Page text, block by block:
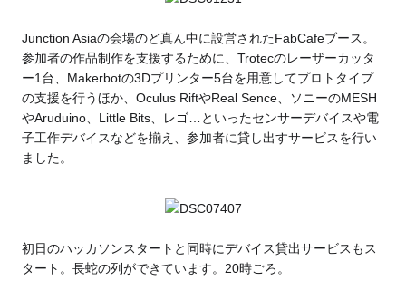
Junction Asiaの会場のど真ん中に設営されたFabCafeブース。
参加者の作品制作を支援するために、Trotecのレーザーカッタ
ー1台、Makerbotの3Dプリンター5台を用意してプロトタイプ
の支援を行うほか、Oculus RiftやReal Sence、ソニーのMESH
やAruduino、Little Bits、レゴ…といったセンサーデバイスや電
子工作デバイスなどを揃え、参加者に貸し出すサービスを行い
ました。
初日のハッカソンスタートと同時にデバイス貸出サービスもス
タート。長蛇の列ができています。20時ごろ。